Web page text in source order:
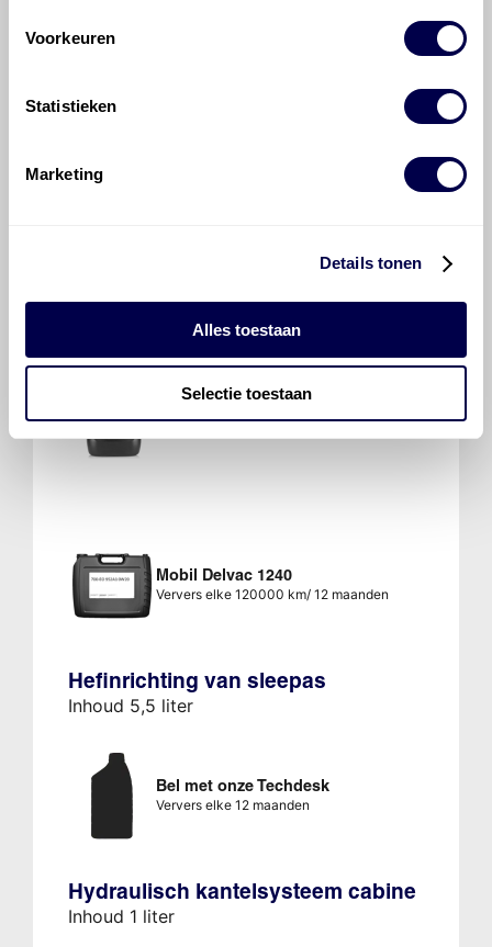
Voorkeuren
Statistieken
Marketing
Details tonen
Alles toestaan
Selectie toestaan
Ververs elke 120000 km/ 12 maanden
Mobil Delvac Legend 1330
Ververs elke 120000 km/ 12 maanden
Mobil Delvac 1240
Ververs elke 120000 km/ 12 maanden
Hefinrichting van sleepas
Inhoud 5,5 liter
Bel met onze Techdesk
Ververs elke 12 maanden
Hydraulisch kantelsysteem cabine
Inhoud 1 liter